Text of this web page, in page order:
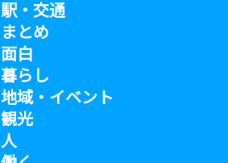
駅・交通
まとめ
面白
暮らし
地域・イベント
観光
人